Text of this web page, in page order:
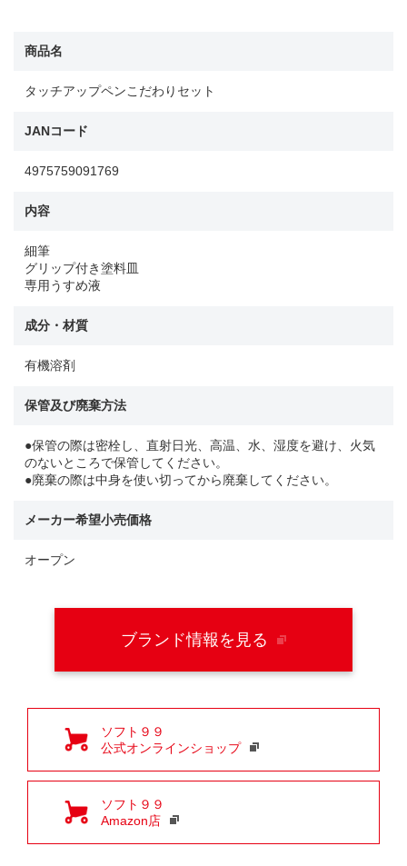
商品名
タッチアップペンこだわりセット
JANコード
4975759091769
内容
細筆
グリップ付き塗料皿
専用うすめ液
成分・材質
有機溶剤
保管及び廃棄方法
●保管の際は密栓し、直射日光、高温、水、湿度を避け、火気
のないところで保管してください。
●廃棄の際は中身を使い切ってから廃棄してください。
メーカー希望小売価格
オープン
ブランド情報を見る
ソフト９９
公式オンラインショップ
ソフト９９
Amazon店